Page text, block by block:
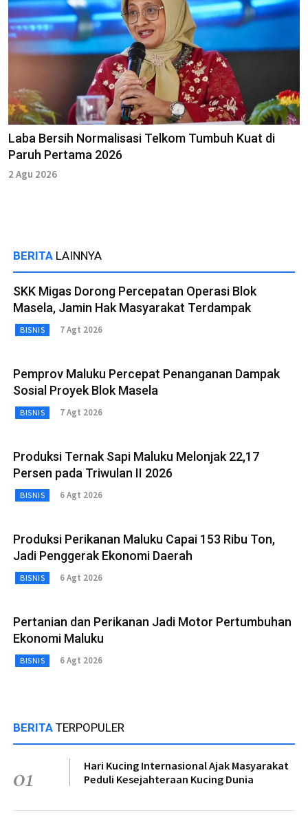
Laba Bersih Normalisasi Telkom Tumbuh Kuat di
Paruh Pertama 2026
2 Agu 2026
BERITA LAINNYA
SKK Migas Dorong Percepatan Operasi Blok
Masela, Jamin Hak Masyarakat Terdampak
BISNIS 7 Agt 2026
Pemprov Maluku Percepat Penanganan Dampak
Sosial Proyek Blok Masela
BISNIS 7 Agt 2026
Produksi Ternak Sapi Maluku Melonjak 22,17
Persen pada Triwulan II 2026
BISNIS 6 Agt 2026
Produksi Perikanan Maluku Capai 153 Ribu Ton,
Jadi Penggerak Ekonomi Daerah
BISNIS 6 Agt 2026
Pertanian dan Perikanan Jadi Motor Pertumbuhan
Ekonomi Maluku
BISNIS 6 Agt 2026
BERITA TERPOPULER
01
Hari Kucing Internasional Ajak Masyarakat
Peduli Kesejahteraan Kucing Dunia